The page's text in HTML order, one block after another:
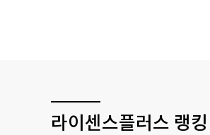
라이센스플러스 랭킹